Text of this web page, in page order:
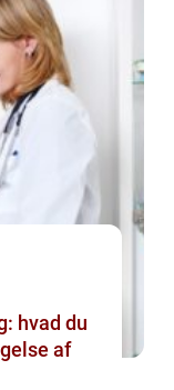
hvad du
af